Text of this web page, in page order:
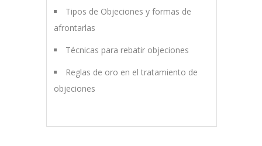
Tipos de Objeciones y formas de
afrontarlas
Técnicas para rebatir objeciones
Reglas de oro en el tratamiento de
objeciones